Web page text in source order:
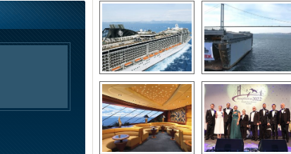
“Gemi içinde gemi”
konsepti ile MSC
Splendida
Dünyada tek!
Denizaltı yüzer
havuzu intikal
seyrine başladı